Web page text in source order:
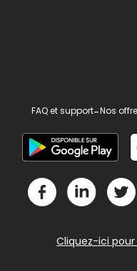
FAQ et support-Nos
Cliquez-ici